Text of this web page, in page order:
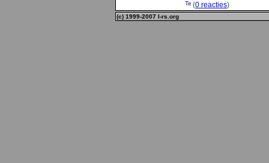
(0 reacties)
(c) 1999-2007 l-rs.org